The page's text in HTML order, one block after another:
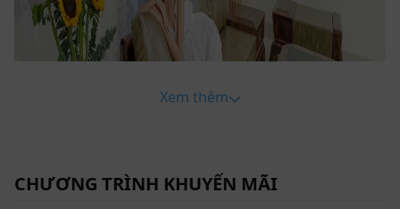
Xem thêm
CHƯƠNG TRÌNH KHUYẾN MÃI